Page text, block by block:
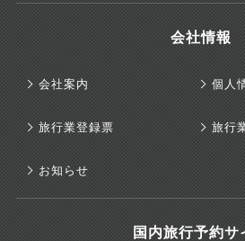
会社情報
会社案内 個人
旅行業登録票 旅行
お知らせ
国内旅行予約サ